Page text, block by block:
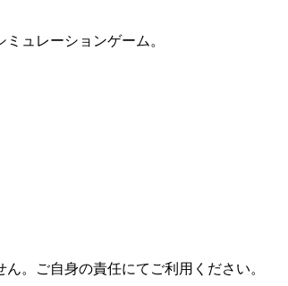
ュレーションゲーム。
。ご自身の責任にてご利用ください。